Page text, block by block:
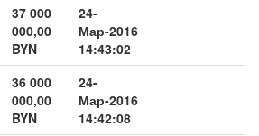
37 000
000,00
BYN
24-
Мар-2016
14:43:02
36 000
000,00
BYN
24-
Мар-2016
14:42:08